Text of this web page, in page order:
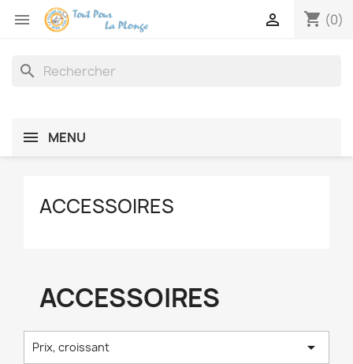
 shopping_cart (0)

search
MENU
ACCESSOIRES
ACCESSOIRES
Prix, croissant 